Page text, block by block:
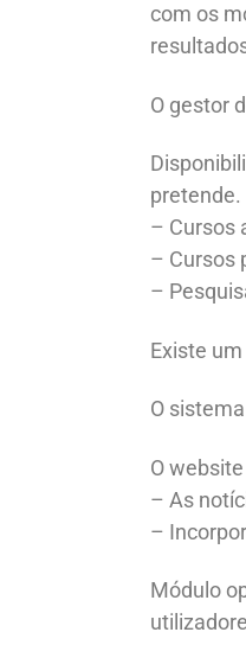
com os
O gestor
pretende.
– Cursos
– Cursos
–
Existe
O
O
– As
–
Módulo